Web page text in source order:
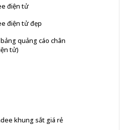
điện tử
điện tử đẹp
quảng cáo chân
tử)
khung sắt giá rẻ